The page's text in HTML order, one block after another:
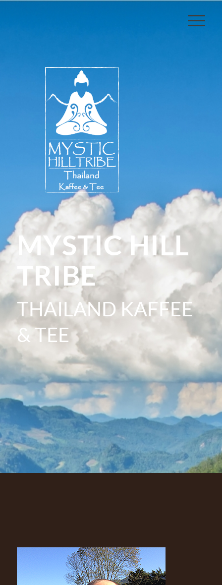
MYSTIC HILL
TRIBE
THAILAND KAFFEE
& TEE